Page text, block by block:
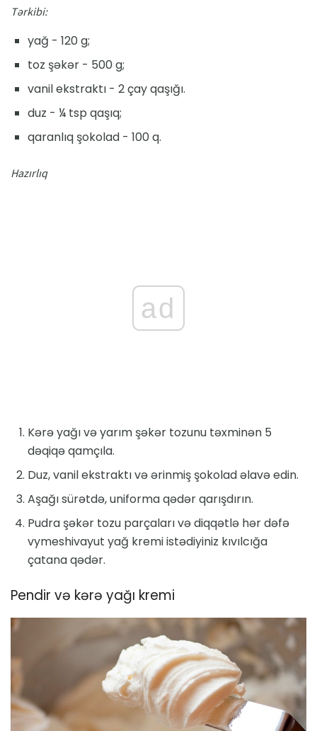
Tərkibi:
yağ - 120 g;
toz şəkər - 500 g;
vanil ekstraktı - 2 çay qaşığı.
duz - ¼ tsp qaşıq;
qaranlıq şokolad - 100 q.
Hazırlıq
ad
Kərə yağı və yarım şəkər tozunu təxminən 5
dəqiqə qamçıla.
Duz, vanil ekstraktı və ərinmiş şokolad əlavə edin.
Aşağı sürətdə, uniforma qədər qarışdırın.
Pudra şəkər tozu parçaları və diqqətlə hər dəfə
vymeshivayut yağ kremi istədiyiniz kıvılcığa
çatana qədər.
Pendir və kərə yağı kremi